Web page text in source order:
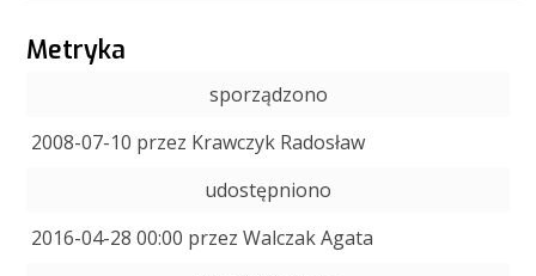
Metryka
sporządzono
2008-07-10 przez Krawczyk Radosław
udostępniono
2016-04-28 00:00 przez Walczak Agata